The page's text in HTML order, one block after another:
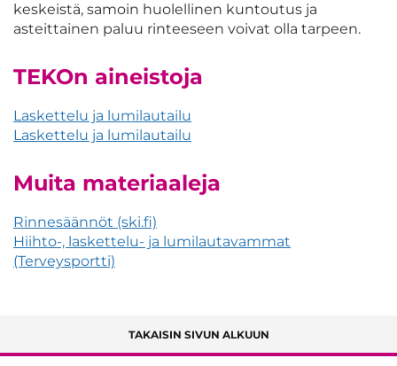
keskeistä, samoin huolellinen kuntoutus ja
asteittainen paluu rinteeseen voivat olla tarpeen.
TEKOn aineistoja
Laskettelu ja lumilautailu
Laskettelu ja lumilautailu
Muita materiaaleja
Rinnesäännöt (ski.fi)
Hiihto-, laskettelu- ja lumilautavammat
(Terveysportti)
TAKAISIN SIVUN ALKUUN